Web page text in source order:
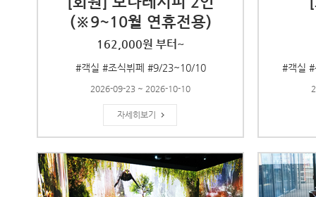
(※9~10월 연휴전용)
162,000원 부터~
#객실 #조식뷔페 #9/23~10/10
2026-09-23 ~ 2026-10-10
자세히보기
#객실